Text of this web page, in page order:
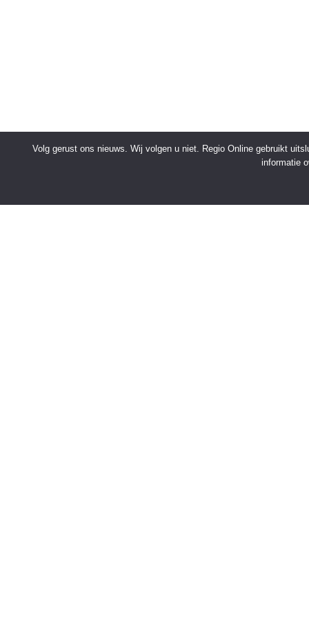
Volg gerust ons nieuws. Wij volgen u niet. Regio Online gebruikt
informatie